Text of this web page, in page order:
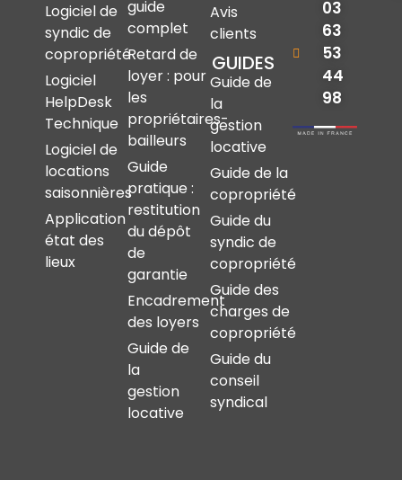
Logiciel de
syndic de
copropriété
Logiciel
HelpDesk
Technique
Logiciel de
locations
saisonnières
Application
état des
lieux
guide
complet
Retard de
loyer : pour
les
propriétaires-
bailleurs
Guide
pratique :
restitution
du dépôt
de
garantie
Encadrement
des loyers
Guide de
la
gestion
locative
Avis
clients
GUIDES
Guide de
la
gestion
locative
Guide de la
copropriété
Guide du
syndic de
copropriété
Guide des
charges de
copropriété
Guide du
conseil
syndical
03
63
53
44
98